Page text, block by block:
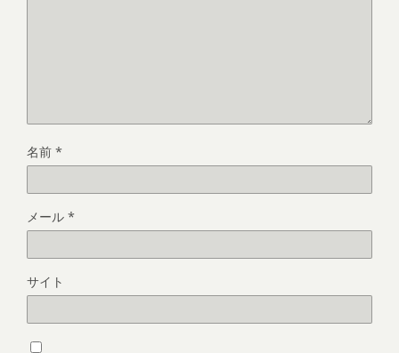
名前 *
メール *
サイト